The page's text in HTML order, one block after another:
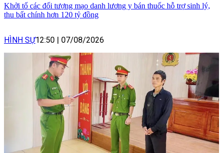
Khởi tố các đối tượng mạo danh lương y bán thuốc hỗ trợ sinh lý,
thu bất chính hơn 120 tỷ đồng
HÌNH SỰ12:50 | 07/08/2026